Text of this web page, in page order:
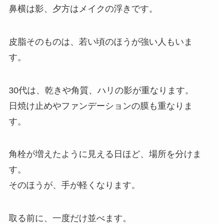
鼻横は影、夕方はメイクの浮きです。
皮脂そのものは、若い頃のほうが強い人もいま
す。
30代は、乾きや角質、ハリの影が重なります。
日焼け止めやファンデーションの膜も重なりま
す。
角栓が増えたように見える日ほど、場所を分けま
す。
そのほうが、手が軽くなります。
取る前に、一度だけ並べます。